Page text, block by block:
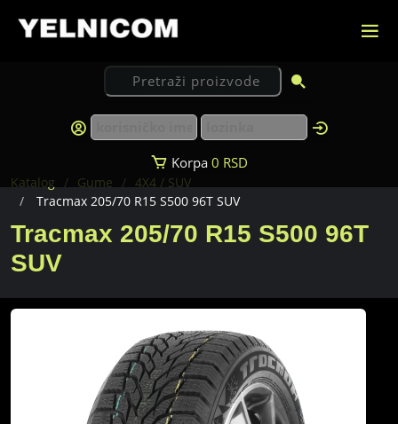
Korpa 0 RSD
Katalog Gume
4X4 / SUV
Tracmax 205/70 R15 S500 96T SUV
Tracmax 205/70 R15 S500 96T
SUV